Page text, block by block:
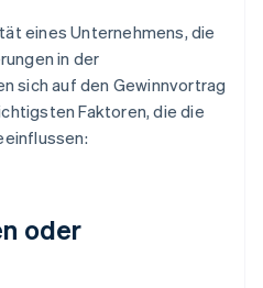
eines Unternehmens, die
in der
sich auf den Gewinnvortrag
Faktoren, die die
oder